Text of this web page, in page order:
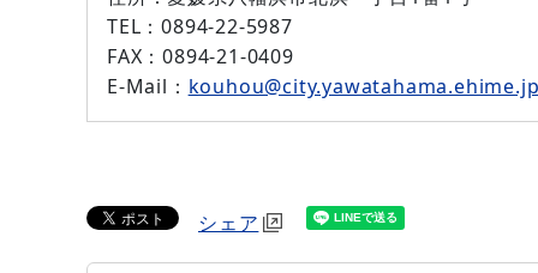
TEL ：0894-22-5987
FAX ：0894-21-0409
E-Mail ： kouhou@city.yawatahama.ehime.jp
シェア